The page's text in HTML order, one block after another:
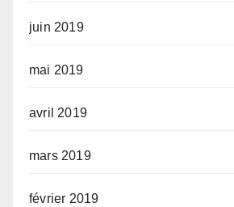
juin 2019
mai 2019
avril 2019
mars 2019
février 2019